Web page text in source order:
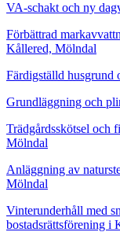
VA-schakt och ny
Förbättrad
Kållered, Mölndal
Färdigställd
Grundläggning och
Trädgårdsskötsel och
Mölndal
Anläggning av
Mölndal
Vinterunderhåll med
bostadsrättsförening i